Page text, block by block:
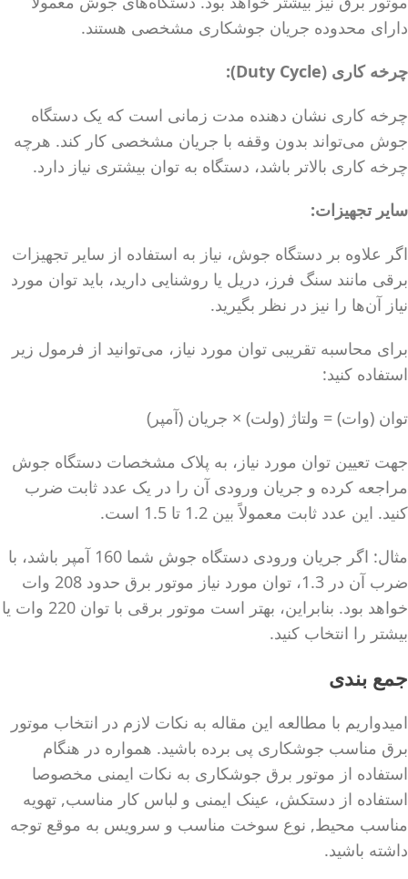
دارای محدوده جریان جوشکاری مشخصی هستند.
چرخه کاری (Duty Cycle):
چرخه کاری نشان دهنده مدت زمانی است که یک دستگاه
جوش می‌تواند بدون وقفه با جریان مشخصی کار کند. هرچه
چرخه کاری بالاتر باشد، دستگاه به توان بیشتری نیاز دارد.
سایر تجهیزات:
اگر علاوه بر دستگاه جوش، نیاز به استفاده از سایر تجهیزات
برقی مانند سنگ فرز، دریل یا روشنایی دارید، باید توان مورد
نیاز آن‌ها را نیز در نظر بگیرید.
برای محاسبه تقریبی توان مورد نیاز، می‌توانید از فرمول زیر
استفاده کنید:
توان (وات) = ولتاژ (ولت) × جریان (آمپر)
جهت تعیین توان مورد نیاز، به پلاک مشخصات دستگاه جوش
مراجعه کرده و جریان ورودی آن را در یک عدد ثابت ضرب
کنید. این عدد ثابت معمولاً بین 1.2 تا 1.5 است.
مثال: اگر جریان ورودی دستگاه جوش شما 160 آمپر باشد، با
ضرب آن در 1.3، توان مورد نیاز موتور برق حدود 208 وات
خواهد بود. بنابراین، بهتر است موتور برقی با توان 220 وات یا
بیشتر را انتخاب کنید.
جمع بندی
امیدواریم با مطالعه این مقاله به نکات لازم در انتخاب موتور
برق مناسب جوشکاری پی برده باشید. همواره در هنگام
استفاده از موتور برق جوشکاری به نکات ایمنی مخصوصا
استفاده از دستکش، عینک ایمنی و لباس کار مناسب, تهویه
مناسب محیط, نوع سوخت مناسب و سرویس به موقع توجه
داشته باشید.